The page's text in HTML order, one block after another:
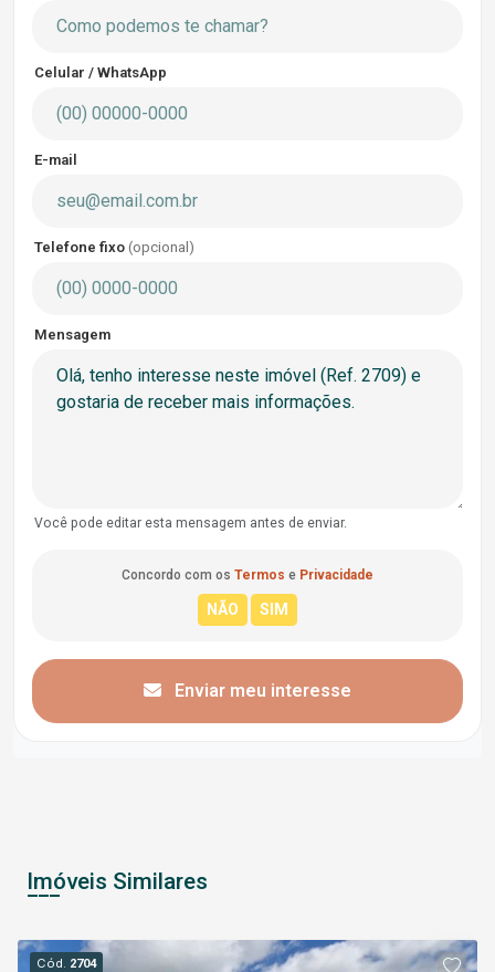
Celular / WhatsApp
E-mail
Telefone fixo (opcional)
Mensagem
Você pode editar esta mensagem antes de enviar.
Concordo com os Termos e Privacidade
Enviar meu interesse
Imóveis Similares
Cód. 2704